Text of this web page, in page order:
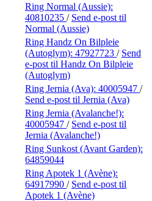
Ring Normal (Aussie):
40810235 / Send e-post til
Normal (Aussie)
Ring Handz On Bilpleie
(Autoglym): 47927723 / Send
e-post til Handz On Bilpleie
(Autoglym)
Ring Jernia (Ava): 40005947 /
Send e-post til Jernia (Ava)
Ring Jernia (Avalanche!):
40005947 / Send e-post til
Jernia (Avalanche!)
Ring Sunkost (Avant Garden):
64859044
Ring Apotek 1 (Avène):
64917990 / Send e-post til
Apotek 1 (Avène)